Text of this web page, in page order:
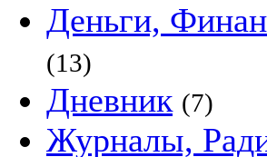
Деньги,
(13)
Дневник (7)
Журналы,